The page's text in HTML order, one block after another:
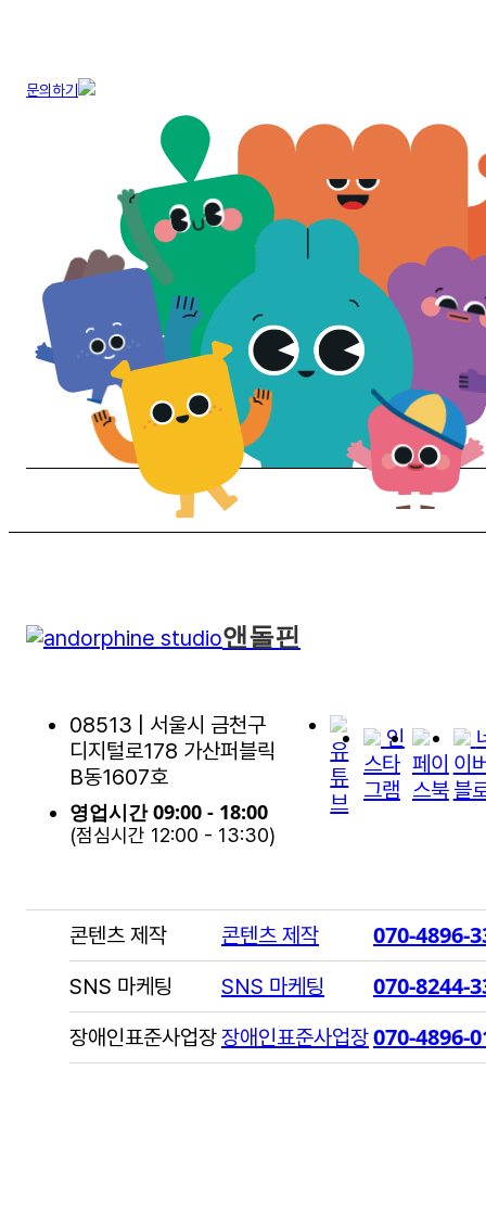
문의하기
앤돌핀
08513 | 서울시 금천구
디지털로178 가산퍼블릭
B동1607호
영업시간 09:00 - 18:00
(점심시간 12:00 - 13:30)
유
튜
브
인
스타
그램
페이
스북
이
블
콘텐츠 제작 콘텐츠 제작 070-4896-
SNS 마케팅 SNS 마케팅 070-8244-
장애인표준사업장장애인표준사업장070-4896-